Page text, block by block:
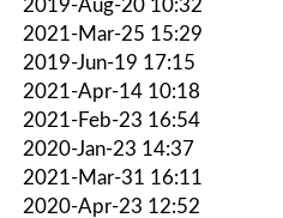
2019-Aug-20 10:32
2021-Mar-25 15:29
2019-Jun-19 17:15
2021-Apr-14 10:18
2021-Feb-23 16:54
2020-Jan-23 14:37
2021-Mar-31 16:11
2020-Apr-23 12:52